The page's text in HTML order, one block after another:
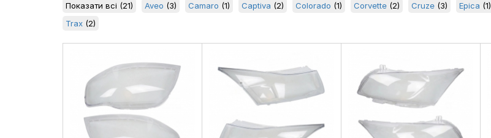
Показати всі (21) Aveo (3) Camaro (1) Captiva (2) Colorado (1) Corvette (2) Cruze (3) Epica (1)
Trax (2)